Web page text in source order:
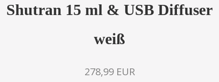
Shutran 15 ml & USB Diffuser
weiß
278,99 EUR